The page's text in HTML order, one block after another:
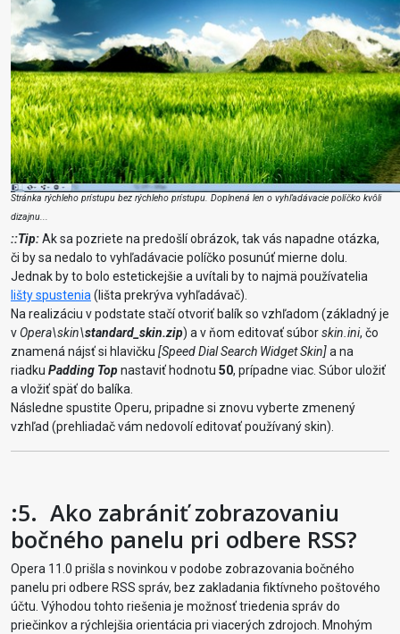
Stránka rýchleho prístupu bez rýchleho prístupu. Doplnená len o vyhľadávacie políčko kvôli
dizajnu...
::Tip:Ak sa pozriete na predošlí obrázok, tak vás napadne otázka,
či by sa nedalo to vyhľadávacie políčko posunúť mierne dolu.
Jednak by to bolo estetickejšie a uvítali by to najmä používatelia
lišty spustenia (lišta prekrýva vyhľadávač).
Na realizáciu v podstate stačí otvoriť balík so vzhľadom (základný je
vOpera\skin\standard_skin.zip) a v ňom editovať súborskin.ini, čo
znamená nájsť si hlavičku [Speed Dial Search Widget Skin]a na
riadku Padding Topnastaviť hodnotu 50, prípadne viac. Súbor uložiť
a vložiť späť do balíka.
Následne spustite Operu, pripadne si znovu vyberte zmenený
vzhľad (prehliadač vám nedovolí editovať používaný skin).
:5. Ako zabrániť zobrazovaniu
bočného panelu pri odbere RSS?
Opera 11.0 prišla s novinkou v podobe zobrazovania bočného
panelu pri odbere RSS správ, bez zakladania fiktívneho poštového
účtu. Výhodou tohto riešenia je možnosť triedenia správ do
priečinkov a rýchlejšia orientácia pri viacerých zdrojoch. Mnohým